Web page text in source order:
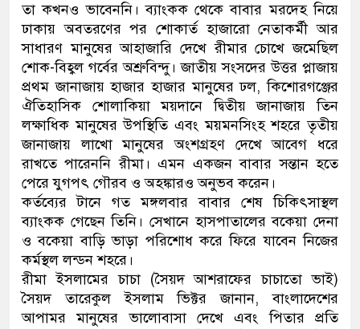
তা কখনও ভাবেননি। ব্যাংকক থেকে বাবার মরদেহ নিয়ে
ঢাকায় অবতরণের পর শোকার্ত হাজারো নেতাকর্মী আর
সাধারণ মানুষের আহাজারি দেখে রীমার চোখে জমেছিল
শোক-বিহ্বল গর্বের অশ্রুবিন্দু। জাতীয় সংসদের উত্তর প্লাজায়
প্রথম জানাজায় হাজার হাজার মানুষের ঢল, কিশোরগঞ্জের
ঐতিহাসিক শোলাকিয়া ময়দানে দ্বিতীয় জানাজায় তিন
লক্ষাধিক মানুষের উপস্থিতি এবং ময়মনসিংহ শহরে তৃতীয়
জানাজায় লাখো মানুষের অংশগ্রহণ দেখে আবেগ ধরে
রাখতে পারেননি রীমা। এমন একজন বাবার সন্তান হতে
পেরে যুগপৎ গৌরব ও অহঙ্কারও অনুভব করেন।
কর্তব্যের টানে গত মঙ্গলবার বাবার শেষ চিকিৎসাস্থল
ব্যাংকক গেছেন তিনি। সেখানে হাসপাতালের বকেয়া দেনা
ও বকেয়া বাড়ি ভাড়া পরিশোধ করে ফিরে যাবেন নিজের
কর্মস্থল লন্ডন শহরে।
রীমা ইসলামের চাচা (সৈয়দ আশরাফের চাচাতো ভাই)
সৈয়দ তারেকুল ইসলাম ভিক্টর জানান, বাংলাদেশের
আপামর মানুষের ভালোবাসা দেখে এবং পিতার প্রতি